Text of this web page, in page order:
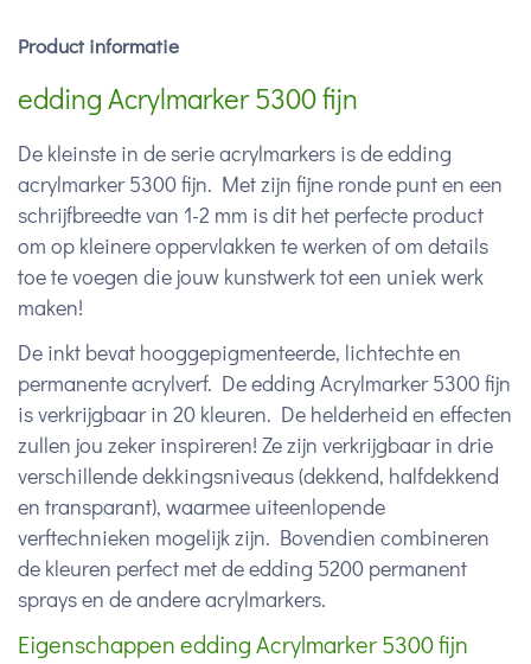
Product informatie
edding Acrylmarker 5300 fijn
De kleinste in de serie acrylmarkers is de edding
acrylmarker 5300 fijn. Met zijn fijne ronde punt en een
schrijfbreedte van 1-2 mm is dit het perfecte product
om op kleinere oppervlakken te werken of om details
toe te voegen die jouw kunstwerk tot een uniek werk
maken!
De inkt bevat hooggepigmenteerde, lichtechte en
permanente acrylverf. De edding Acrylmarker 5300 fijn
is verkrijgbaar in 20 kleuren. De helderheid en effecten
zullen jou zeker inspireren! Ze zijn verkrijgbaar in drie
verschillende dekkingsniveaus (dekkend, halfdekkend
en transparant), waarmee uiteenlopende
verftechnieken mogelijk zijn. Bovendien combineren
de kleuren perfect met de edding 5200 permanent
sprays en de andere acrylmarkers.
Eigenschappen edding Acrylmarker 5300 fijn